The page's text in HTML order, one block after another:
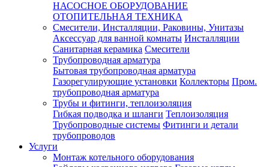
НАСОСНОЕ ОБОРУДОВАНИЕ
ОТОПИТЕЛЬНАЯ ТЕХНИКА
Смесители, Инсталляции, Раковины, Унитазы
Аксессуар для ванной комнаты Инсталляции
Санитарная керамика Смесители
Трубопроводная арматура
Бытовая трубопроводная арматура
Газорегулирующие установки Коллекторы Пром.
трубопроводная арматура
Трубы и фитинги, теплоизоляция
Гибкая подводка и шланги Теплоизоляция
Трубопроводные системы Фитинги и детали
трубопроводов
Услуги
Монтаж котельного оборудования